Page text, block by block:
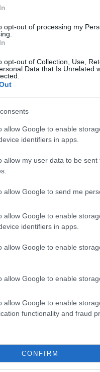
opt-out of processing my
opt-out of Collection, Use,
Data that Is Unrelated
allow Google to enable
identifiers in apps.
allow my user data to be
allow Google to send me
allow Google to enable
identifiers in apps.
allow Google to enable
allow Google to enable
allow Google to enable
functionality and fraud
CONFIRM
Porto Cervo
Prossimo
Invia un Comunicato